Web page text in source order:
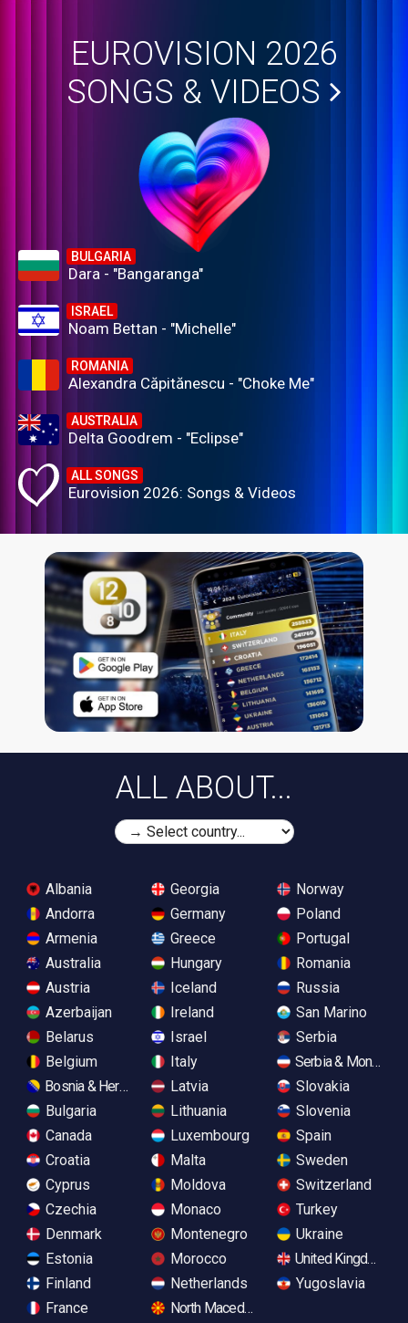
EUROVISION 2026
SONGS & VIDEOS
BULGARIA
Dara - "Bangaranga"
ISRAEL
Noam Bettan - "Michelle"
ROMANIA
Alexandra Căpitănescu - "Choke Me"
AUSTRALIA
Delta Goodrem - "Eclipse"
ALL SONGS
Eurovision 2026: Songs & Videos
ALL ABOUT...
Albania
Andorra
Armenia
Australia
Austria
Azerbaijan
Belarus
Belgium
Bosnia & Herzegovina
Bulgaria
Canada
Croatia
Cyprus
Czechia
Denmark
Estonia
Finland
France
Georgia
Germany
Greece
Hungary
Iceland
Ireland
Israel
Italy
Latvia
Lithuania
Luxembourg
Malta
Moldova
Monaco
Montenegro
Morocco
Netherlands
North Macedonia
Norway
Poland
Portugal
Romania
Russia
San Marino
Serbia
Serbia &
Slovakia
Slovenia
Spain
Sweden
Switzerland
Turkey
Ukraine
United Kingdom
Yugoslavia